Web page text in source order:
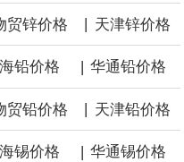
贸锌价格 | 天津锌价格
铅价格 | 华通铅价格
贸铅价格 天津铅价格
锡价格 | 华通锡价格